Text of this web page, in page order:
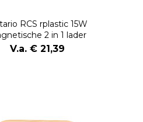
RCS rplastic 15W
2 in 1 lader
V.a. € 21,39